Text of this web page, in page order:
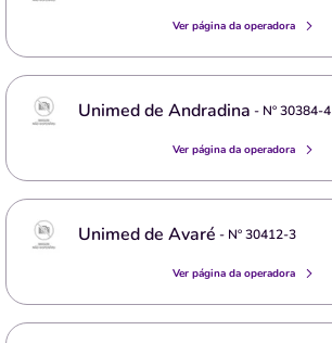
Ver página da operadora
Unimed de Andradina - Nº30384-4
Ver página da operadora
Unimed de Avaré - Nº30412-3
Ver página da operadora